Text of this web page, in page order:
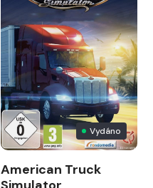
Vydáno
American Truck